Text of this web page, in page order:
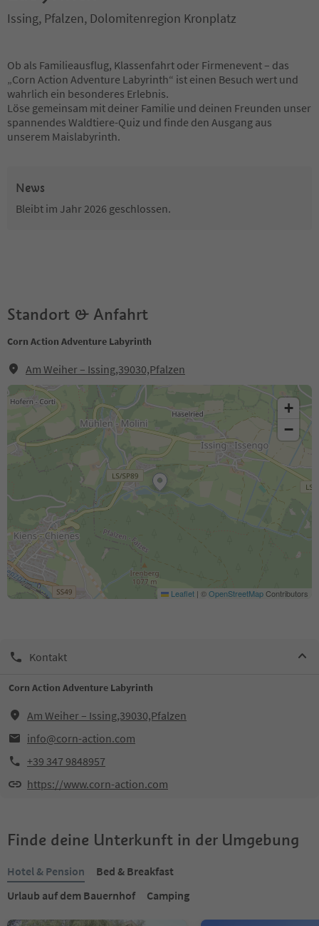
Issing, Pfalzen, Dolomitenregion Kronplatz
Ob als Familieausflug, Klassenfahrt oder Firmenevent – das
„Corn Action Adventure Labyrinth“ ist einen Besuch wert und
wahrlich ein besonderes Erlebnis.
Löse gemeinsam mit deiner Familie und deinen Freunden unser
spannendes Waldtiere-Quiz und finde den Ausgang aus
unserem Maislabyrinth.
News
Bleibt im Jahr 2026 geschlossen.
Standort & Anfahrt
Corn Action Adventure Labyrinth
Am Weiher – Issing,39030,Pfalzen
+
−
Leaflet | ©OpenStreetMapContributors
Kontakt
Corn Action Adventure Labyrinth
Am Weiher – Issing,39030,Pfalzen
info@corn-action.com
+39 347 9848957
https://www.corn-action.com
Finde deine Unterkunft in der Umgebung
Hotel & Pension
Bed & Breakfast
Urlaub auf dem Bauernhof
Camping